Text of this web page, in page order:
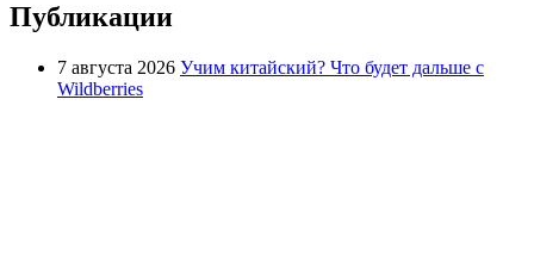
Публикации
7 августа 2026 Учим китайский? Что будет дальше с
Wildberries